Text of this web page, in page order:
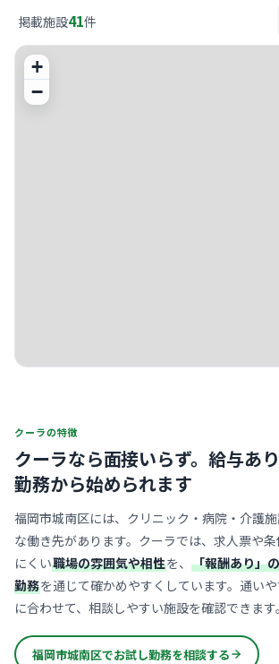
掲載施設41件
+
−
クーラの特徴
クーラなら面接いらず。 給与あ
勤務から始められます
福岡市城南区には、クリニック・病院・介護
な働き先があります。クーラでは、求人票や
にくい職場の雰囲気や相性を、 「報酬あり」
勤務を通じて確かめやすくしています。通い
に合わせて、相談しやすい施設を確認できます。
福岡市城南区でお試し勤務を相談する